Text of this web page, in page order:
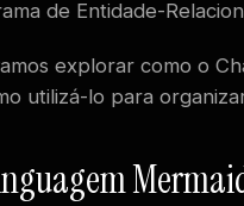
de Entidade-
explorar como o
utilizá-lo para